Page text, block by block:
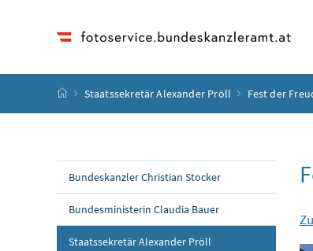
Startseite
Staatssekretär Alexander Pröll Fest der
Bundeskanzler Christian Stocker
Bundesministerin Claudia Bauer
Staatssekretär Alexander Pröll